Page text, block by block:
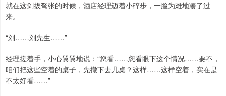
就在这剑拔弩张的时候，酒店经理迈着小碎步，一脸为难地凑了过
来。
“刘……刘先生……”
经理搓着手，小心翼翼地说：“您看……您看眼下这个情况……要不，
咱们把这些空着的桌子，先撤下去几桌？这样……这样空着，实在是
不太好看……”